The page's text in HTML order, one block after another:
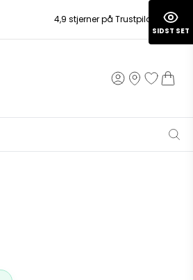
4,9 stjerner på Trustpilot
SIDST SET